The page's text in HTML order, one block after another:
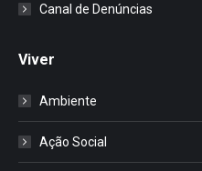
Canal de Denúncias
Viver
Ambiente
Ação Social